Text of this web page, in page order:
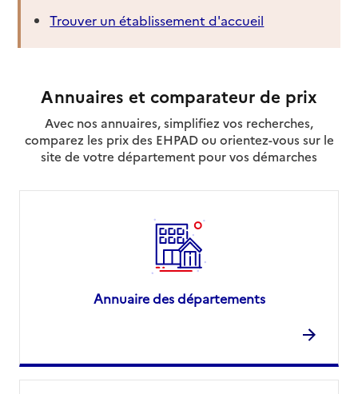
Trouver un établissement d'accueil
Annuaires et comparateur de prix
Avec nos annuaires, simplifiez vos recherches,
comparez les prix des EHPAD ou orientez-vous sur le
site de votre département pour vos démarches
Annuaire des départements